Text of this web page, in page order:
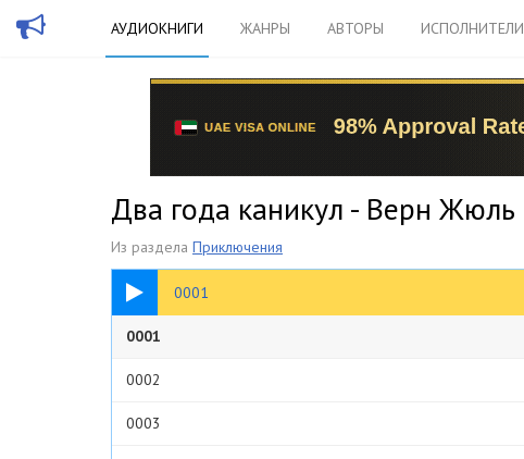
АУДИОКНИГИ ЖАНРЫ АВТОРЫ ИСПОЛНИТЕЛИ
Два года каникул - Верн Жюль
Из раздела Приключения
0001
05:14
0001
0002
0003